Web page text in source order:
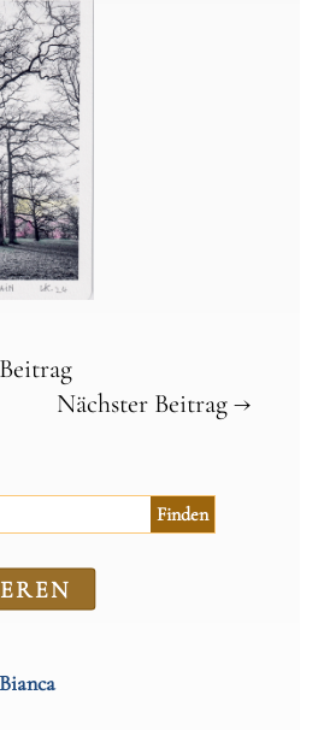
Nächster Beitrag→